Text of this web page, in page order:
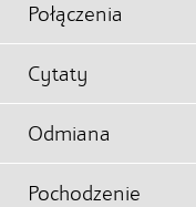
Połączenia
Cytaty
Odmiana
Pochodzenie